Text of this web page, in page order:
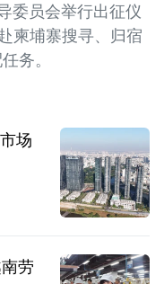
委员会举行出征仪
柬埔寨搜寻、归宿
务。
场
劳